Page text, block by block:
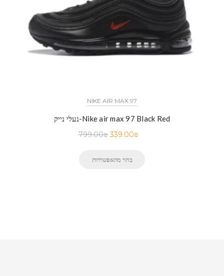
NIKE AIR MAX 97
נעלי נייק-Nike air max 97 Black Red
799.00₪ 339.00₪
בחר מהאפשרויות